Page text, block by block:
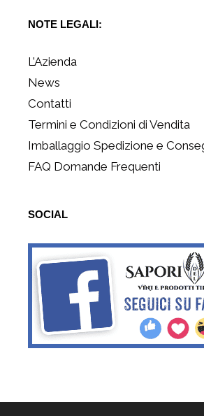
NOTE LEGALI:
L’Azienda
News
Contatti
Termini e Condizioni di Vendita
Imballaggio Spedizione e
FAQ Domande Frequenti
SOCIAL